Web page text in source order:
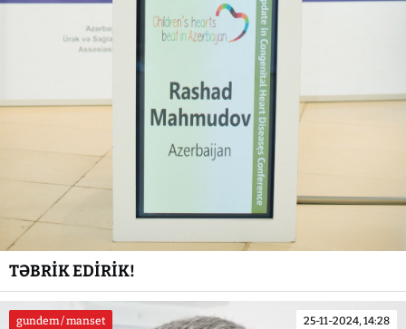
TƏBRİK EDİRİK!
gundem / manset 25-11-2024, 14:28